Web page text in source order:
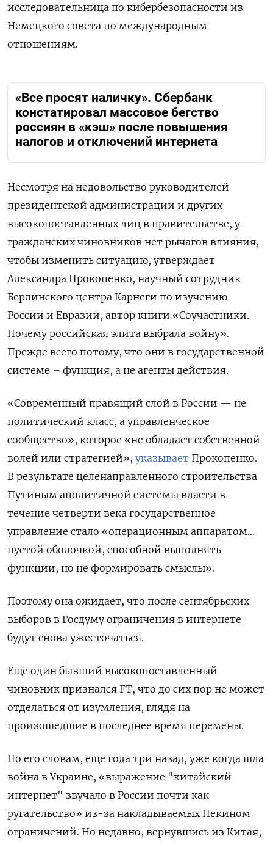
исследовательница по кибербезопасности из
Немецкого совета по международным
отношениям.
«Все просят наличку». Сбербанк
констатировал массовое бегство
россиян в «кэш» после повышения
налогов и отключений интернета
Несмотря на недовольство руководителей
президентской администрации и других
высокопоставленных лиц в правительстве, у
гражданских чиновников нет рычагов влияния,
чтобы изменить ситуацию, утверждает
Александра Прокопенко, научный сотрудник
Берлинского центра Карнеги по изучению
России и Евразии, автор книги «Соучастники.
Почему российская элита выбрала войну».
Прежде всего потому, что они в государственной
системе – функция, а не агенты действия.
«Современный правящий слой в России — не
политический класс, а управленческое
сообщество», которое «не обладает собственной
волей или стратегией», указывает Прокопенко.
В результате целенаправленного строительства
Путиным аполитичной системы власти в
течение четверти века государственное
управление стало «операционным аппаратом…
пустой оболочкой, способной выполнять
функции, но не формировать смыслы».
Поэтому она ожидает, что после сентябрьских
выборов в Госдуму ограничения в интернете
будут снова ужесточаться.
Еще один бывший высокопоставленный
чиновник признался FT, что до сих пор не может
отделаться от изумления, глядя на
произошедшие в последнее время перемены.
По его словам, еще года три назад, уже когда шла
война в Украине, «выражение "китайский
интернет" звучало в России почти как
ругательство» из-за накладываемых Пекином
ограничений. Но недавно, вернувшись из Китая,